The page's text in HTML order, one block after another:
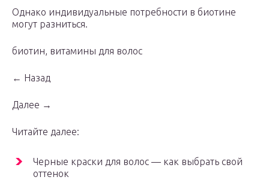
Однако индивидуальные потребности в биотине
могут разниться.
биотин, витамины для волос
← Назад
Далее →
Читайте далее:
Черные краски для волос — как выбрать свой
оттенок